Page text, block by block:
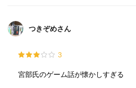
つきぞめさん
3
宮部氏のゲーム話が懐かしすぎる